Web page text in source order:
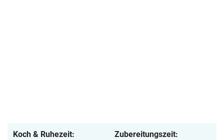
Koch & Ruhezeit:
Zubereitungszeit: